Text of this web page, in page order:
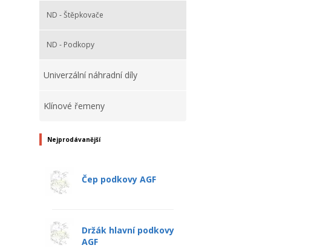
ND - Štěpkovače
ND - Podkopy
Univerzální náhradní díly
Klínové řemeny
Nejprodávanější
Čep podkovy AGF
Držák hlavní podkovy
AGF